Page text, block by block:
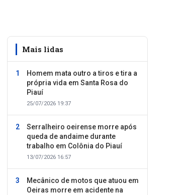
Mais lidas
Homem mata outro a tiros e tira a
própria vida em Santa Rosa do
Piauí
25/07/2026 19:37
Serralheiro oeirense morre após
queda de andaime durante
trabalho em Colônia do Piauí
13/07/2026 16:57
Mecânico de motos que atuou em
Oeiras morre em acidente na